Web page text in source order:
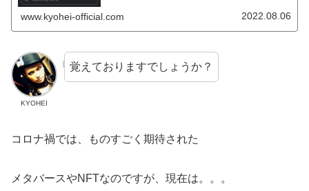
www.kyohei-official.com 2022.08.06
KYOHEI
覚えておりますでしょうか？
コロナ禍では、ものすごく期待された
メタバースやNFTなのですが、現在は。。。